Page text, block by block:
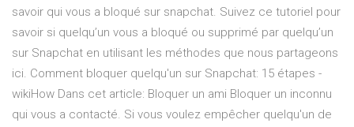
savoir qui vous a bloqué sur snapchat. Suivez ce tutoriel pour
savoir si quelqu’un vous a bloqué ou supprimé par quelqu’un
sur Snapchat en utilisant les méthodes que nous partageons
ici. Comment bloquer quelqu'un sur Snapchat: 15 étapes -
wikiHow Dans cet article: Bloquer un ami Bloquer un inconnu
qui vous a contacté. Si vous voulez empêcher quelqu'un de